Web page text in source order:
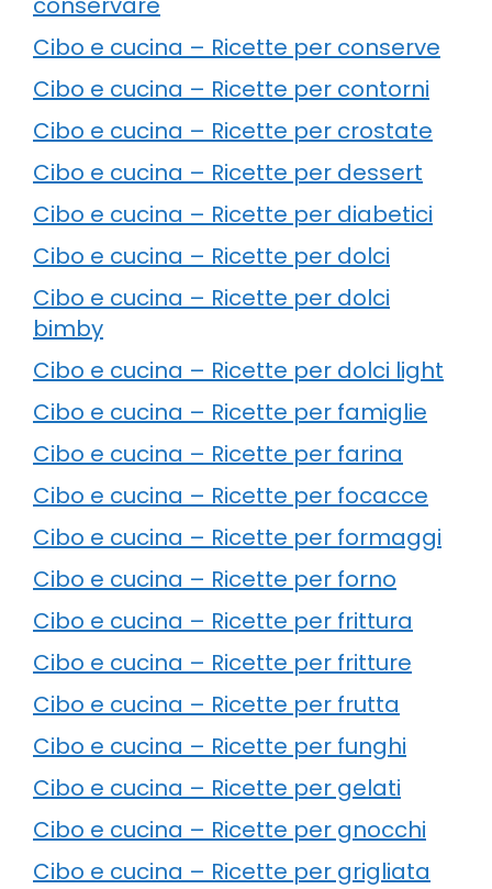
Cibo e cucina – Ricette per conserve
Cibo e cucina – Ricette per contorni
Cibo e cucina – Ricette per crostate
Cibo e cucina – Ricette per dessert
Cibo e cucina – Ricette per diabetici
Cibo e cucina – Ricette per dolci
Cibo e cucina – Ricette per dolci
bimby
Cibo e cucina – Ricette per dolci light
Cibo e cucina – Ricette per famiglie
Cibo e cucina – Ricette per farina
Cibo e cucina – Ricette per focacce
Cibo e cucina – Ricette per formaggi
Cibo e cucina – Ricette per forno
Cibo e cucina – Ricette per frittura
Cibo e cucina – Ricette per fritture
Cibo e cucina – Ricette per frutta
Cibo e cucina – Ricette per funghi
Cibo e cucina – Ricette per gelati
Cibo e cucina – Ricette per gnocchi
Cibo e cucina – Ricette per grigliata